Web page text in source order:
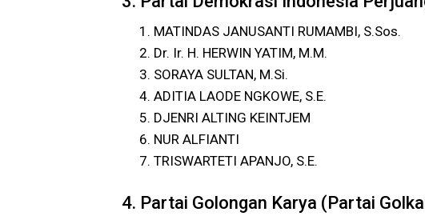
MATINDAS JANUSANTI RUMAMBI, S.Sos.
Dr. Ir. H. HERWIN YATIM, M.M.
SORAYA SULTAN, M.Si.
ADITIA LAODE NGKOWE, S.E.
DJENRI ALTING KEINTJEM
NUR ALFIANTI
TRISWARTETI APANJO, S.E.
4. Partai Golongan Karya (Partai